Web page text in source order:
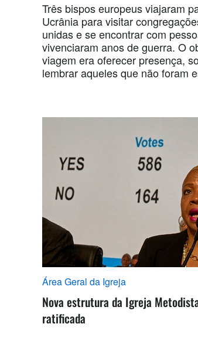
Três bispos europeus viajaram
Ucrânia para visitar
unidas e se encontrar com
vivenciaram anos de guerra. O
viagem era oferecer presença,
lembrar aqueles que não foram
Área Geral da Igreja
Nova estrutura da Igreja
ratificada